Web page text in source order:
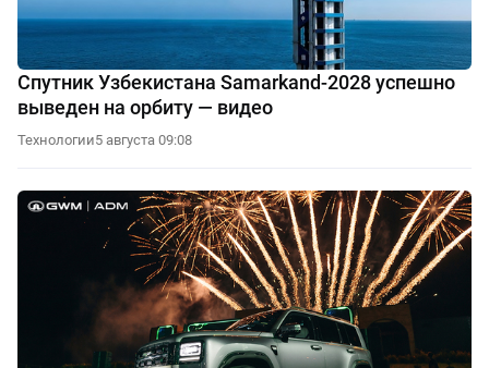
Спутник Узбекистана Samarkand-2028 успешно
выведен на орбиту — видео
Технологии5 августа 09:08